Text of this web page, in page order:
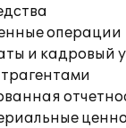
операции
и кадровый